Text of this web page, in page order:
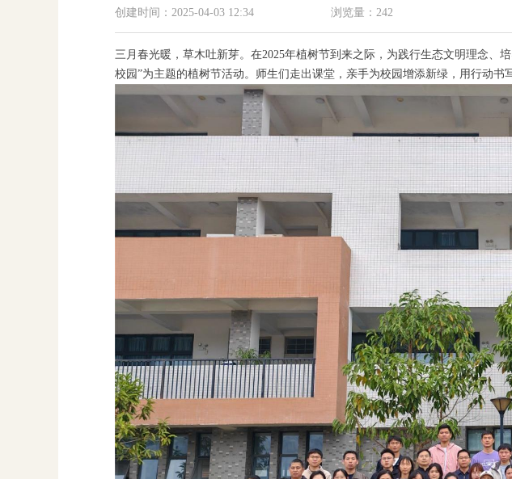
三月春光暖，草木吐新芽。在2025年植树节到来之际，为践行生态文明理念、
校园”为主题的植树节活动。师生们走出课堂，亲手为校园增添新绿，用行动书
创建时间： 2025-04-03 12:34 浏览量： 242